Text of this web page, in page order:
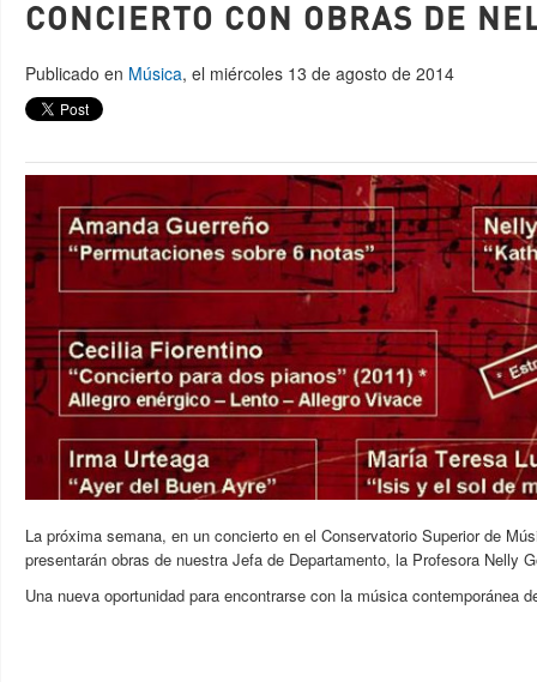
CONCIERTO CON OBRAS DE
Publicado en Música, el miércoles 13 de agosto de 2014
La próxima semana, en un concierto en el Conservatorio Superior de
presentarán obras de nuestra Jefa de Departamento, la Profesora Nelly
Una nueva oportunidad para encontrarse con la música contemporánea